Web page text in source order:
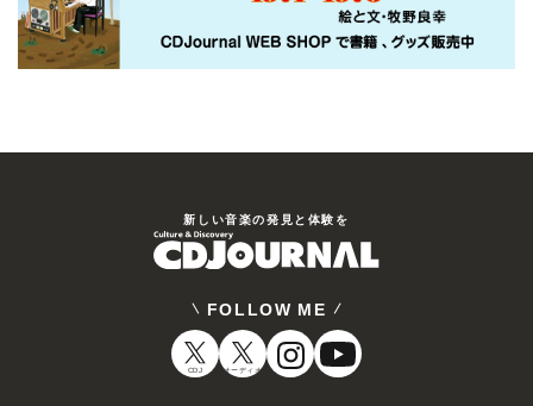
新しい⾳楽の発⾒と体験を
FOLLOW ME
CDJ オーディオ